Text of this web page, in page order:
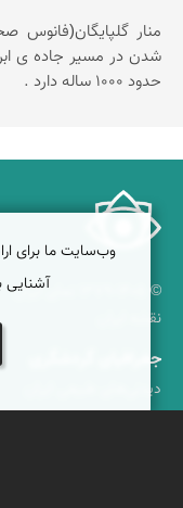
شدن در مسیر جاده ی
حدود 1000 ساله دارد .
© ۱۳۷۹-۱۴۰۵ نمای ایران
نقشه ایران
جغرافیای گردشگری
دیدنی‌های طبیعی ایران
جاذبه‌های تاریخی ایران
وب‌سایت ما برای
آشنایی